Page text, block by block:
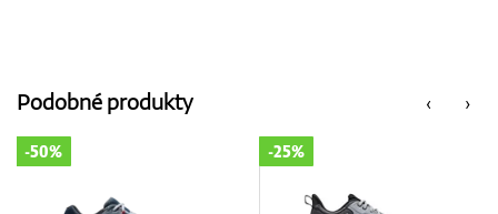
‹
Podobné produkty ›